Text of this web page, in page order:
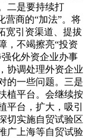
二是要持续打
营商的“加法”。将
宽引资渠道、提拔
，不竭擦亮“投资
化外资企业办事
协调处理外资企业
的一些问题。三是
植平台。会继续按
平台，扩大，吸引
切实施自贸试验区
广上海等自贸试验